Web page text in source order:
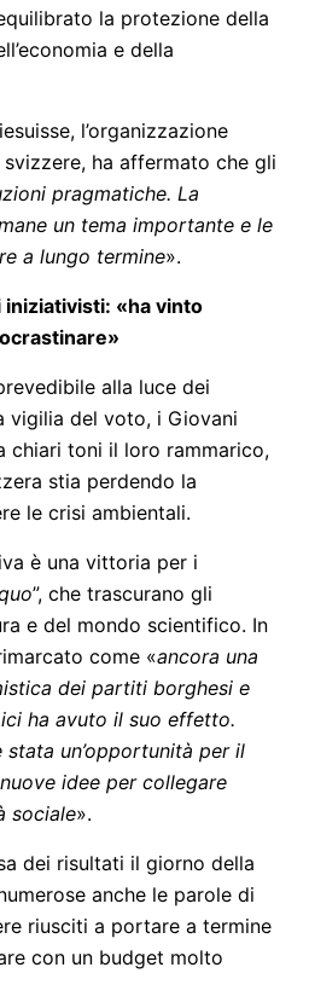
la protezione della
e della
l’organizzazione
ha affermato che gli
pragmatiche. La
un tema importante e le
a lungo termine».
iniziativisti: «ha vinto
alla luce dei
vigilia del voto, i Giovani
chiari toni il loro rammarico,
stia perdendo la
le crisi ambientali.
è una vittoria per i
”, che trascurano gli
e del mondo scientifico. In
come «ancora una
dei partiti borghesi e
ha avuto il suo effetto.
stata un’opportunità per il
idee per collegare
sociale».
dei risultati il giorno della
anche le parole di
riusciti a portare a termine
con un budget molto